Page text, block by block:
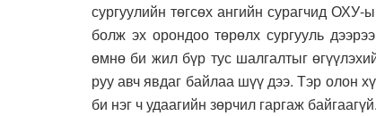
сургуулийн төгсөх ангийн сурагчид
болж эх орондоо төрөлх сургууль
өмнө би жил бүр тус шалгалтыг
руу авч явдаг байлаа шүү дээ. Тэр олон
би нэг ч удаагийн зөрчил гаргаж